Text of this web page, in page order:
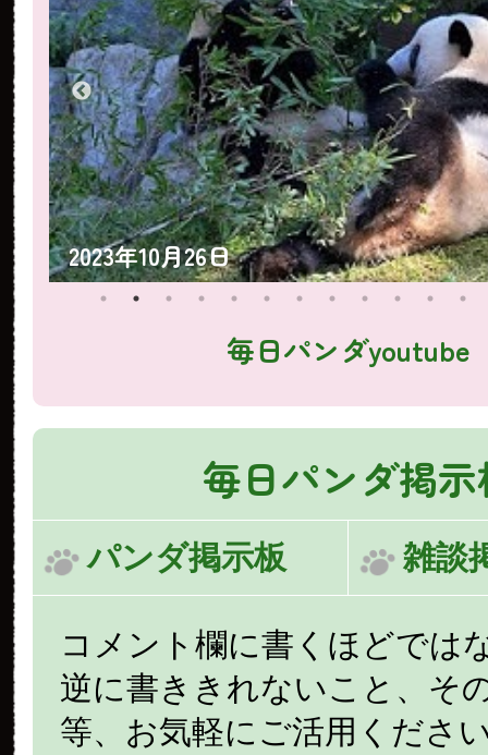
2023年10月25日
毎日パンダyoutube
毎日パンダ掲
パンダ掲示板 雑談
コメント欄に書くほどでは
逆に書ききれないこと、そ
等、お気軽にご活用くださ